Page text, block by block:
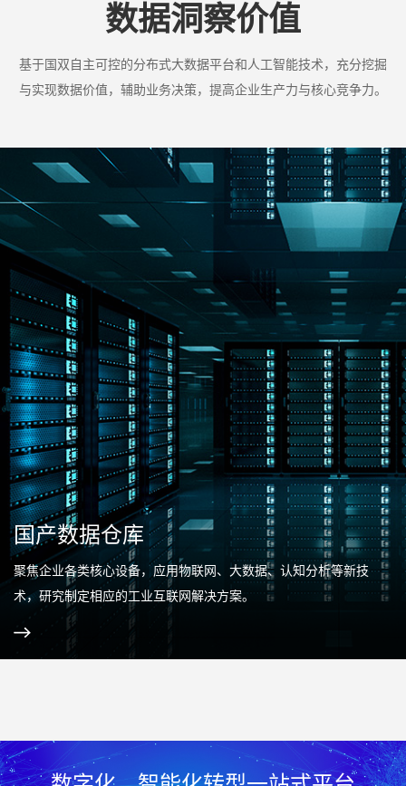
数据洞察价值
基于国双自主可控的分布式大数据平台和人工智能技术，充分挖掘
与实现数据价值，辅助业务决策，提高企业生产力与核心竞争力。
国产数据仓库
聚焦企业各类核心设备，应用物联网、大数据、认知分析等新技
术，研究制定相应的工业互联网解决方案。